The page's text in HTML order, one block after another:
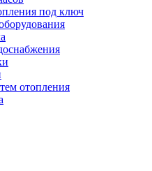
под ключ
отопления